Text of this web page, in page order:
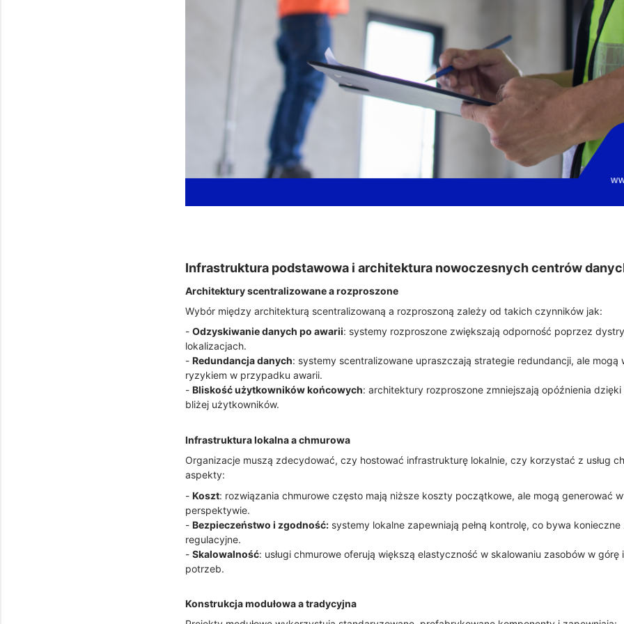
Infrastruktura podstawowa i architektura nowoczesnych centrów
Architektury scentralizowane a rozproszone
Wybór między architekturą scentralizowaną a rozproszoną zależy od takich czynników jak:
- Odzyskiwanie danych po awarii: systemy rozproszone zwiększają odporność poprzez
lokalizacjach.
- Redundancja danych: systemy scentralizowane upraszczają strategie redundancji, ale mogą
ryzykiem w przypadku awarii.
- Bliskość użytkowników końcowych: architektury rozproszone zmniejszają opóźnienia
bliżej użytkowników.
Infrastruktura lokalna a chmurowa
Organizacje muszą zdecydować, czy hostować infrastrukturę lokalnie, czy korzystać z usług
aspekty:
- Koszt: rozwiązania chmurowe często mają niższe koszty początkowe, ale mogą generować
perspektywie.
- Bezpieczeństwo i zgodność: systemy lokalne zapewniają pełną kontrolę, co bywa
regulacyjne.
- Skalowalność: usługi chmurowe oferują większą elastyczność w skalowaniu zasobów w górę
potrzeb.
Konstrukcja modułowa a tradycyjna